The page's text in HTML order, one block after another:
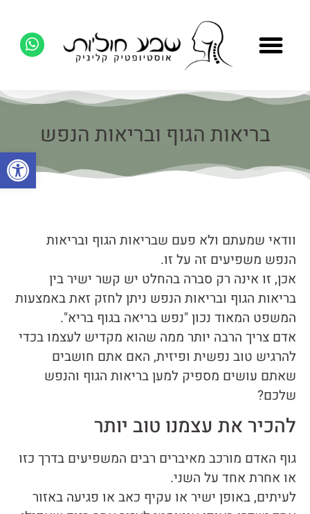
פתח
בריאות הגוף ובריאות הנפש
וודאי שמעתם ולא פעם שבריאות הגוף ובריאות
הנפש משפיעים זה על זו.
אכן, זו אינה רק סברה בהחלט יש קשר ישיר בין
בריאות הגוף ובריאות הנפש ניתן לחזק זאת באמצעות
המשפט המאוד נכון "נפש בריאה בגוף בריא".
אדם צריך הרבה יותר ממה שהוא מקדיש לעצמו בכדי
להרגיש טוב נפשית ופיזית, האם אתם חושבים
שאתם עושים מספיק למען בריאות הגוף והנפש
שלכם?
להכיר את עצמנו טוב יותר
גוף האדם מורכב מאיברים רבים המשפיעים בדרך כזו
או אחרת אחד על השני.
לעיתים, באופן ישיר או עקיף כאב או פגיעה באזור